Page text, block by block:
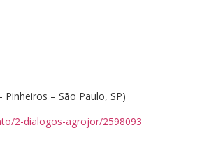
– São Paulo, SP)
2-dialogos-agrojor/2598093